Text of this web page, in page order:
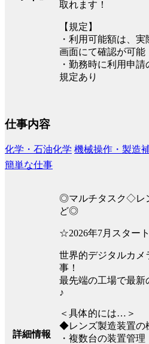
取れます！
【規定】
・利用可能額は、
画面にて確認が可能
・勤務時に利用申
規定あり
仕事内容
化学・石油化学 機械操作・製造
簡単な仕事
詳細情報
◎マルチタスク◇レ
ど◎
☆2026年7月スター
世界的デジタルカメ
事！
最先端の工場で最新
♪
＜具体的には…＞
◆レンズ製造装置の
・複数台の装置管理